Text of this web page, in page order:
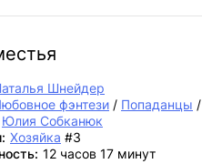
Шнейдер
фэнтези / Попаданцы /
Юлия Собканюк
Хозяйка #3
12 часов 17 минут